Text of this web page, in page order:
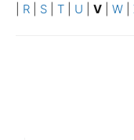
R S T U V W